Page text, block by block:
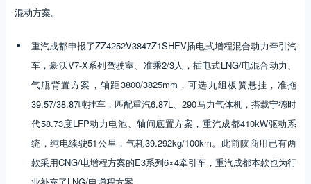
混动方案。
重汽成都申报了ZZ4252V3847Z1SHEV插电式增程混合动力牵引汽
车，豪沃V7-X系列驾驶室、准乘2/3人，插电式LNG/电混合动力、
气瓶背置方案，轴距3800/3825mm，可选九组板簧悬挂，准拖
39.57/38.87吨挂车，匹配重汽6.87L、290马力气体机，搭载宁德时
代58.73度LFP动力电池、轴间底置方案，重汽成都410kW驱动系
统，纯电续驶51公里，气耗39.292kg/100km。此前陕商用已有两
款采用CNG/电增程方案的E3系列6×4牵引车，重汽成都本款也为行